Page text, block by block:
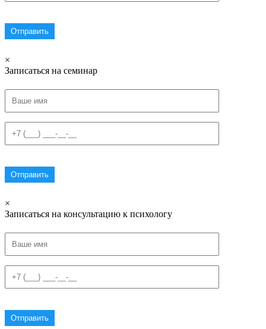
×
Записаться на семинар
×
Записаться на консультацию к психологу